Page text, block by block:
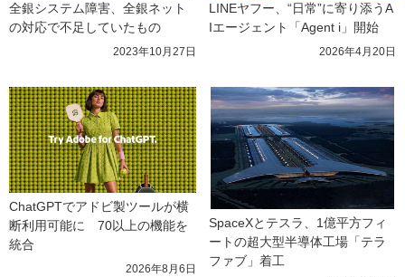
全銀システム障害、全銀ネット
の対応で不足していたもの
2023年10月27日
LINEヤフー、“日常”に寄り添うA
Iエージェント「Agent i」開始
2026年4月20日
ChatGPTでアドビ製ツールが横
断利用可能に　70以上の機能を
統合
2026年8月6日
SpaceXとテスラ、1億平方フィ
ートの超大型半導体工場「テラ
ファブ」着工